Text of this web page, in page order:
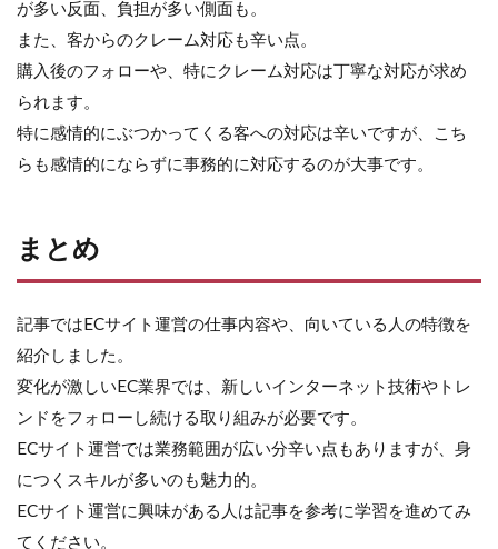
が多い反面、負担が多い側面も。
また、客からのクレーム対応も辛い点。
購入後のフォローや、特にクレーム対応は丁寧な対応が求め
られます。
特に感情的にぶつかってくる客への対応は辛いですが、こち
らも感情的にならずに事務的に対応するのが大事です。
まとめ
記事ではECサイト運営の仕事内容や、向いている人の特徴を
紹介しました。
変化が激しいEC業界では、新しいインターネット技術やトレ
ンドをフォローし続ける取り組みが必要です。
ECサイト運営では業務範囲が広い分辛い点もありますが、身
につくスキルが多いのも魅力的。
ECサイト運営に興味がある人は記事を参考に学習を進めてみ
てください。